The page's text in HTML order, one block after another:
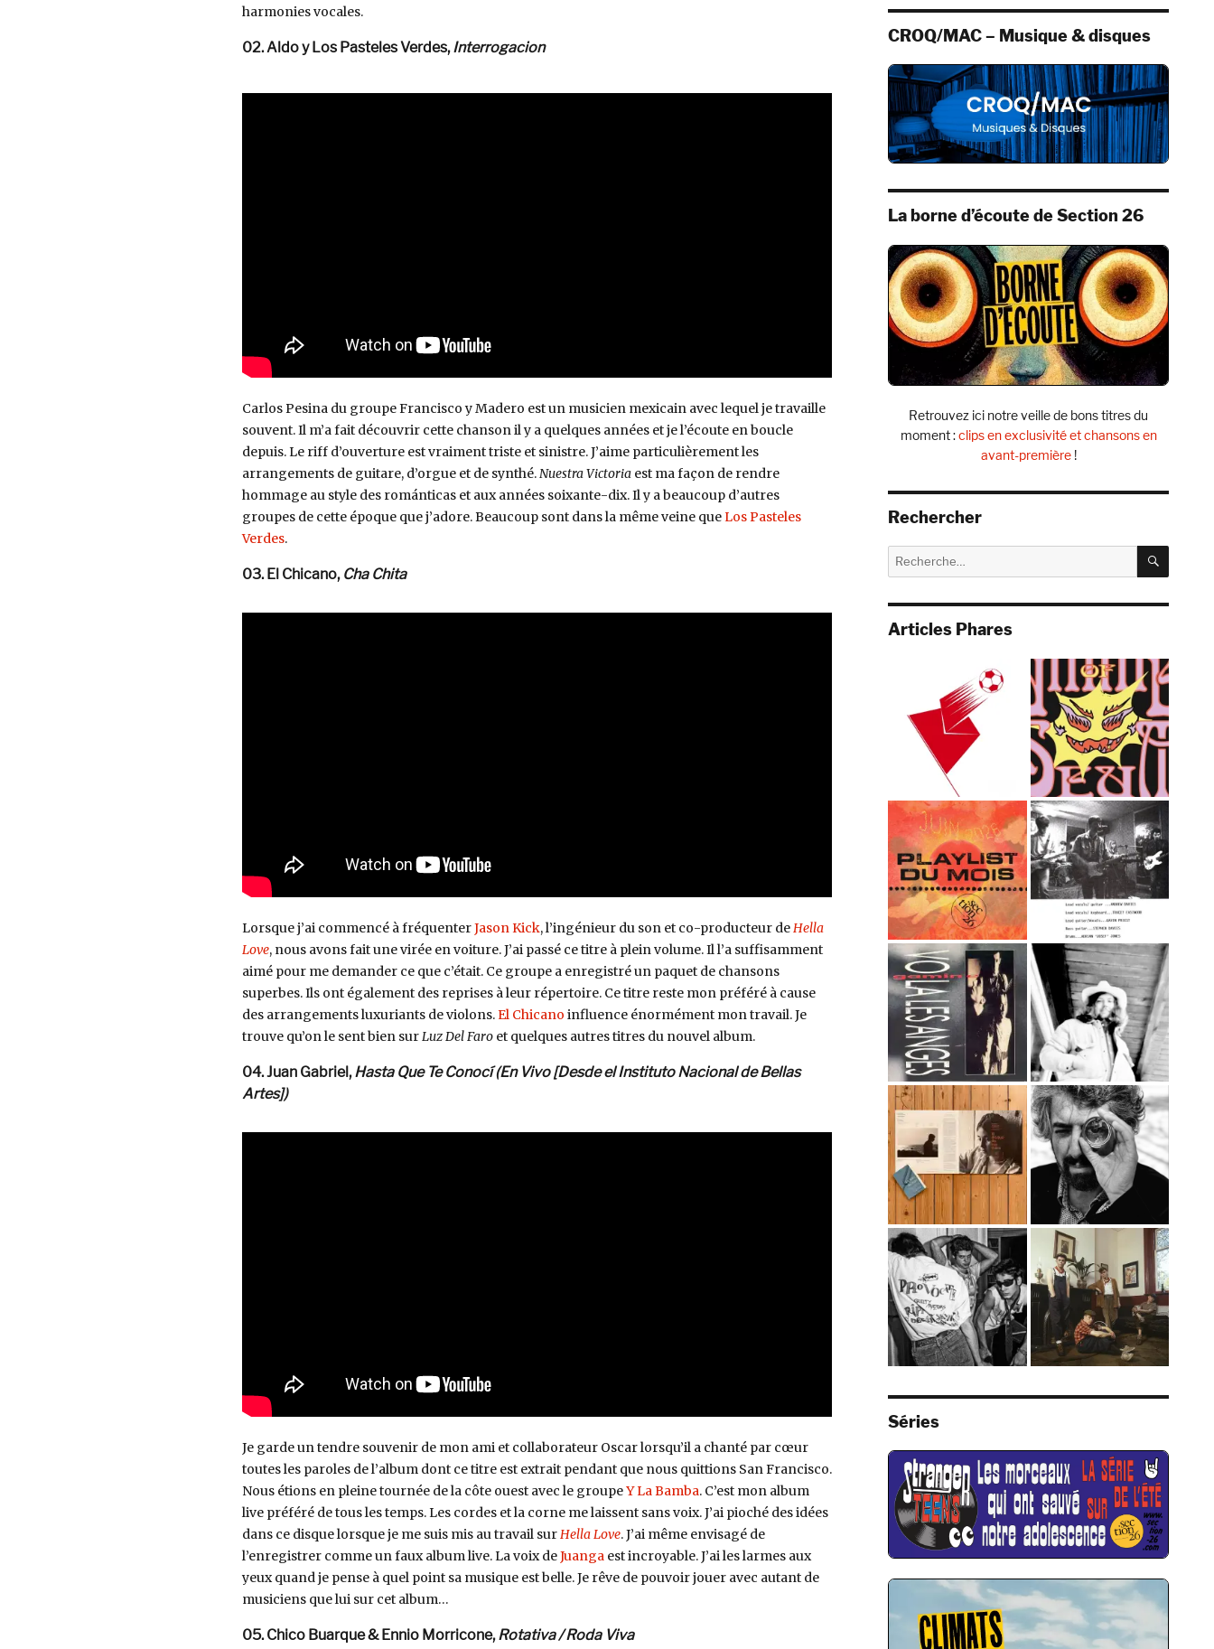
harmonies vocales.
02. Aldo y Los Pasteles Verdes,Interrogacion
Carlos Pesina du groupe Francisco y Madero est un musicien mexicain avec lequel je travaille
souvent. Il m’a fait découvrir cette chanson il y a quelques années et je l’écoute en boucle
depuis. Le riff d’ouverture est vraiment triste et sinistre. J’aime particulièrement les
arrangements de guitare, d’orgue et de synthé.Nuestra Victoriaest ma façon de rendre
hommage au style des románticas et aux années soixante-dix. Il y a beaucoup d’autres
groupes de cette époque que j’adore. Beaucoup sont dans la même veine queLos Pasteles
Verdes.
03. El Chicano, Cha Chita
Lorsque j’ai commencé à fréquenterJason Kick, l’ingénieur du son et co-producteur deHella
Love, nous avons fait une virée en voiture. J’ai passé ce titre à plein volume. Il l’a suffisamment
aimé pour me demander ce que c’était. Ce groupe a enregistré un paquet de chansons
superbes. Ils ont également des reprises à leur répertoire. Ce titre reste mon préféré à cause
des arrangements luxuriants de violons.El Chicano influence énormément mon travail. Je
trouve qu’on le sent bien surLuz Del Faroet quelques autres titres du nouvel album.
04. Juan Gabriel,Hasta Que Te Conocí (En Vivo [Desde el Instituto Nacional de Bellas
Artes])
Je garde un tendre souvenir de mon ami et collaborateur Oscar lorsqu’il a chanté par cœur
toutes les paroles de l’album dont ce titre est extrait pendant que nous quittions San Francisco.
Nous étions en pleine tournée de la côte ouest avec le groupeY La Bamba. C’est mon album
live préféré de tous les temps. Les cordes et la corne me laissent sans voix. J’ai pioché des idées
dans ce disque lorsque je me suis mis au travail surHella Love. J’ai même envisagé de
l’enregistrer comme un faux album live. La voix deJuangaest incroyable. J’ai les larmes aux
yeux quand je pense à quel point sa musique est belle. Je rêve de pouvoir jouer avec autant de
musiciens que lui sur cet album…
05. Chico Buarque & Ennio Morricone,Rotativa / Roda Viva
CROQ/MAC – Musique & disques
La borne d’écoute de Section 26
Retrouvez ici notre veille de bons titres du
moment :clips en exclusivité et chansons en
avant-première!
Rechercher
Recherche
pour :
Articles Phares
Séries